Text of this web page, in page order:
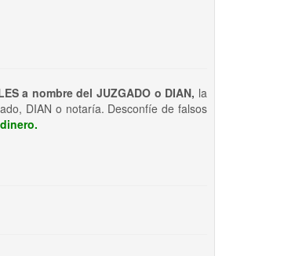
a nombre del JUZGADO o DIAN, la
DIAN o notaría. Desconfíe de falsos